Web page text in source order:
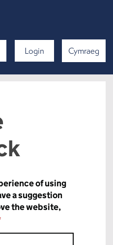
Login Cymraeg